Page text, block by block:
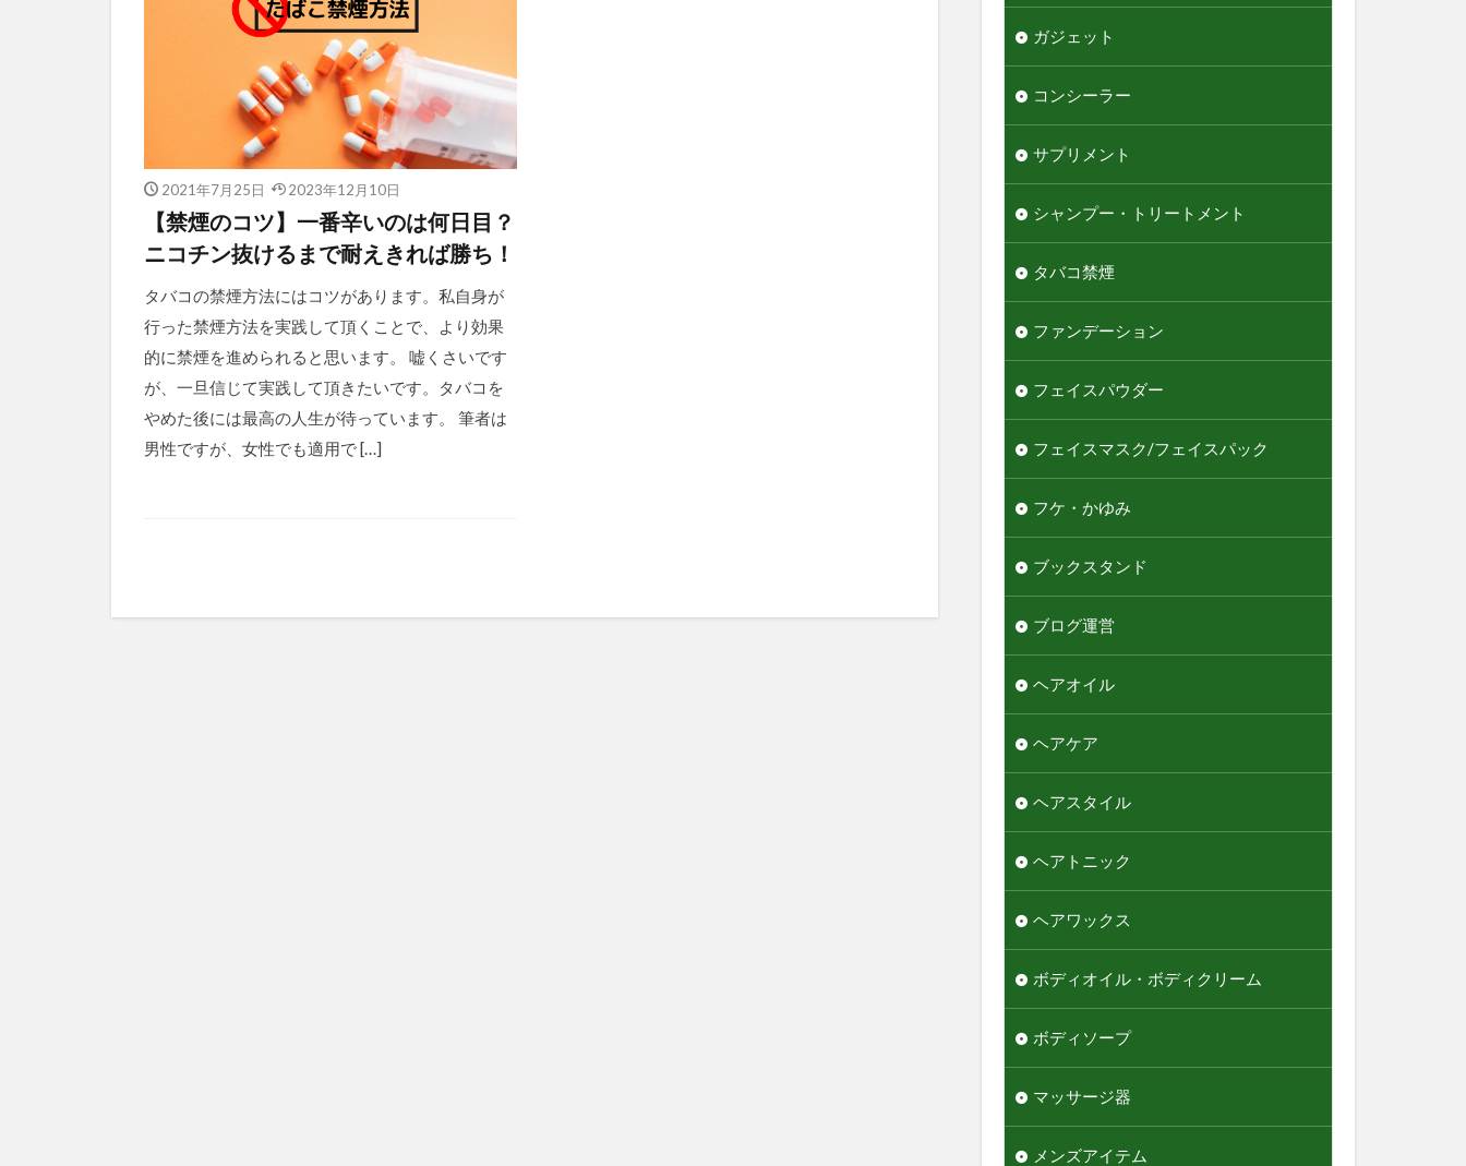
2021年7月25日 2023年12月10日
【禁煙のコツ】一番辛いのは何日目？
ニコチン抜けるまで耐えきれば勝ち！
タバコの禁煙方法にはコツがあります。私自身が
行った禁煙方法を実践して頂くことで、より効果
的に禁煙を進められると思います。 嘘くさいです
が、一旦信じて実践して頂きたいです。タバコを
やめた後には最高の人生が待っています。 筆者は
男性ですが、女性でも適用で […]
ガジェット
コンシーラー
サプリメント
シャンプー・トリートメント
タバコ禁煙
ファンデーション
フェイスパウダー
フェイスマスク/フェイスパック
フケ・かゆみ
ブックスタンド
ブログ運営
ヘアオイル
ヘアケア
ヘアスタイル
ヘアトニック
ヘアワックス
ボディオイル・ボディクリーム
ボディソープ
マッサージ器
メンズアイテム